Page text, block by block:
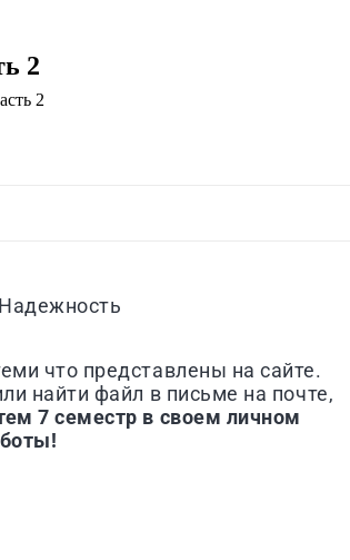
2
2
Надежность
что представлены на сайте.
найти файл в письме на почте,
7 семестр в своем личном